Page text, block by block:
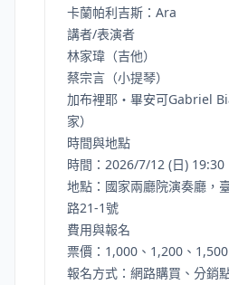
卡蘭帕利吉斯：Ara
講者/表演者
林家瑋（吉他）
蔡宗言（小提琴）
加布裡耶・畢安可Gabriel
家）
時間與地點
時間：2026/7/12 (日) 19:30
地點：國家兩廳院演奏廳，
路21-1號
費用與報名
票價：1,000、1,200、1,500
報名方式：網路購買、分銷